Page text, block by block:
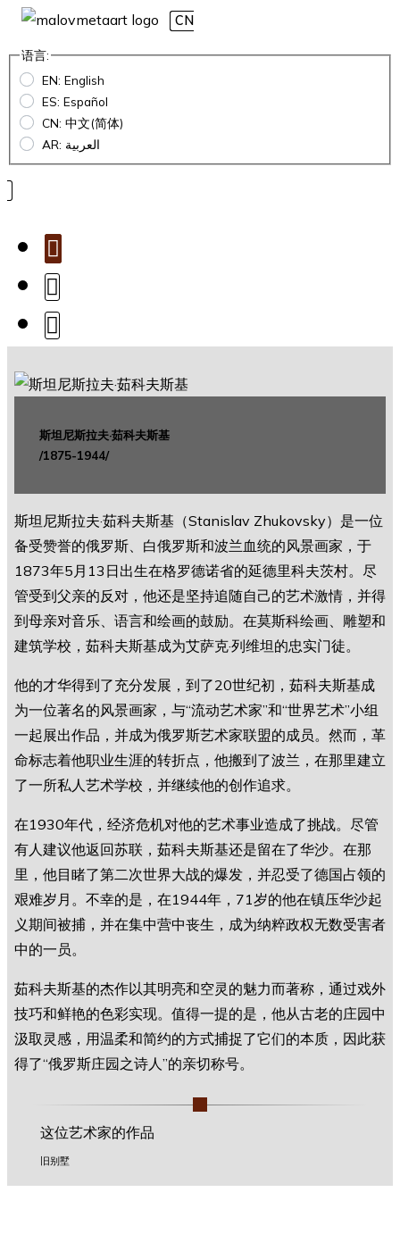
CN
语言:
EN: English
ES: Español
CN: 中文(简体)
AR: العربية
斯坦尼斯拉夫·茹科夫斯基
/1875-1944/
斯坦尼斯拉夫·茹科夫斯基（Stanislav Zhukovsky）是一位
备受赞誉的俄罗斯、白俄罗斯和波兰血统的风景画家，于
1873年5月13日出生在格罗德诺省的延德里科夫茨村。尽
管受到父亲的反对，他还是坚持追随自己的艺术激情，并得
到母亲对音乐、语言和绘画的鼓励。在莫斯科绘画、雕塑和
建筑学校，茹科夫斯基成为艾萨克·列维坦的忠实门徒。
他的才华得到了充分发展，到了20世纪初，茹科夫斯基成
为一位著名的风景画家，与“流动艺术家”和“世界艺术”小组
一起展出作品，并成为俄罗斯艺术家联盟的成员。然而，革
命标志着他职业生涯的转折点，他搬到了波兰，在那里建立
了一所私人艺术学校，并继续他的创作追求。
在1930年代，经济危机对他的艺术事业造成了挑战。尽管
有人建议他返回苏联，茹科夫斯基还是留在了华沙。在那
里，他目睹了第二次世界大战的爆发，并忍受了德国占领的
艰难岁月。不幸的是，在1944年，71岁的他在镇压华沙起
义期间被捕，并在集中营中丧生，成为纳粹政权无数受害者
中的一员。
茹科夫斯基的杰作以其明亮和空灵的魅力而著称，通过戏外
技巧和鲜艳的色彩实现。值得一提的是，他从古老的庄园中
汲取灵感，用温柔和简约的方式捕捉了它们的本质，因此获
得了“俄罗斯庄园之诗人”的亲切称号。
这位艺术家的作品
旧别墅